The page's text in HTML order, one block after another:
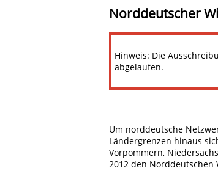
Norddeutscher
Hinweis: Die
abgelaufen.
Um norddeutsche
Ländergrenzen hinaus
Vorpommern,
2012 den Norddeutschen